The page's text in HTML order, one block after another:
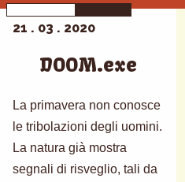
21 . 03 . 2020
DOOM.exe
La primavera non conosce
le tribolazioni degli uomini.
La natura già mostra
segnali di risveglio, tali da